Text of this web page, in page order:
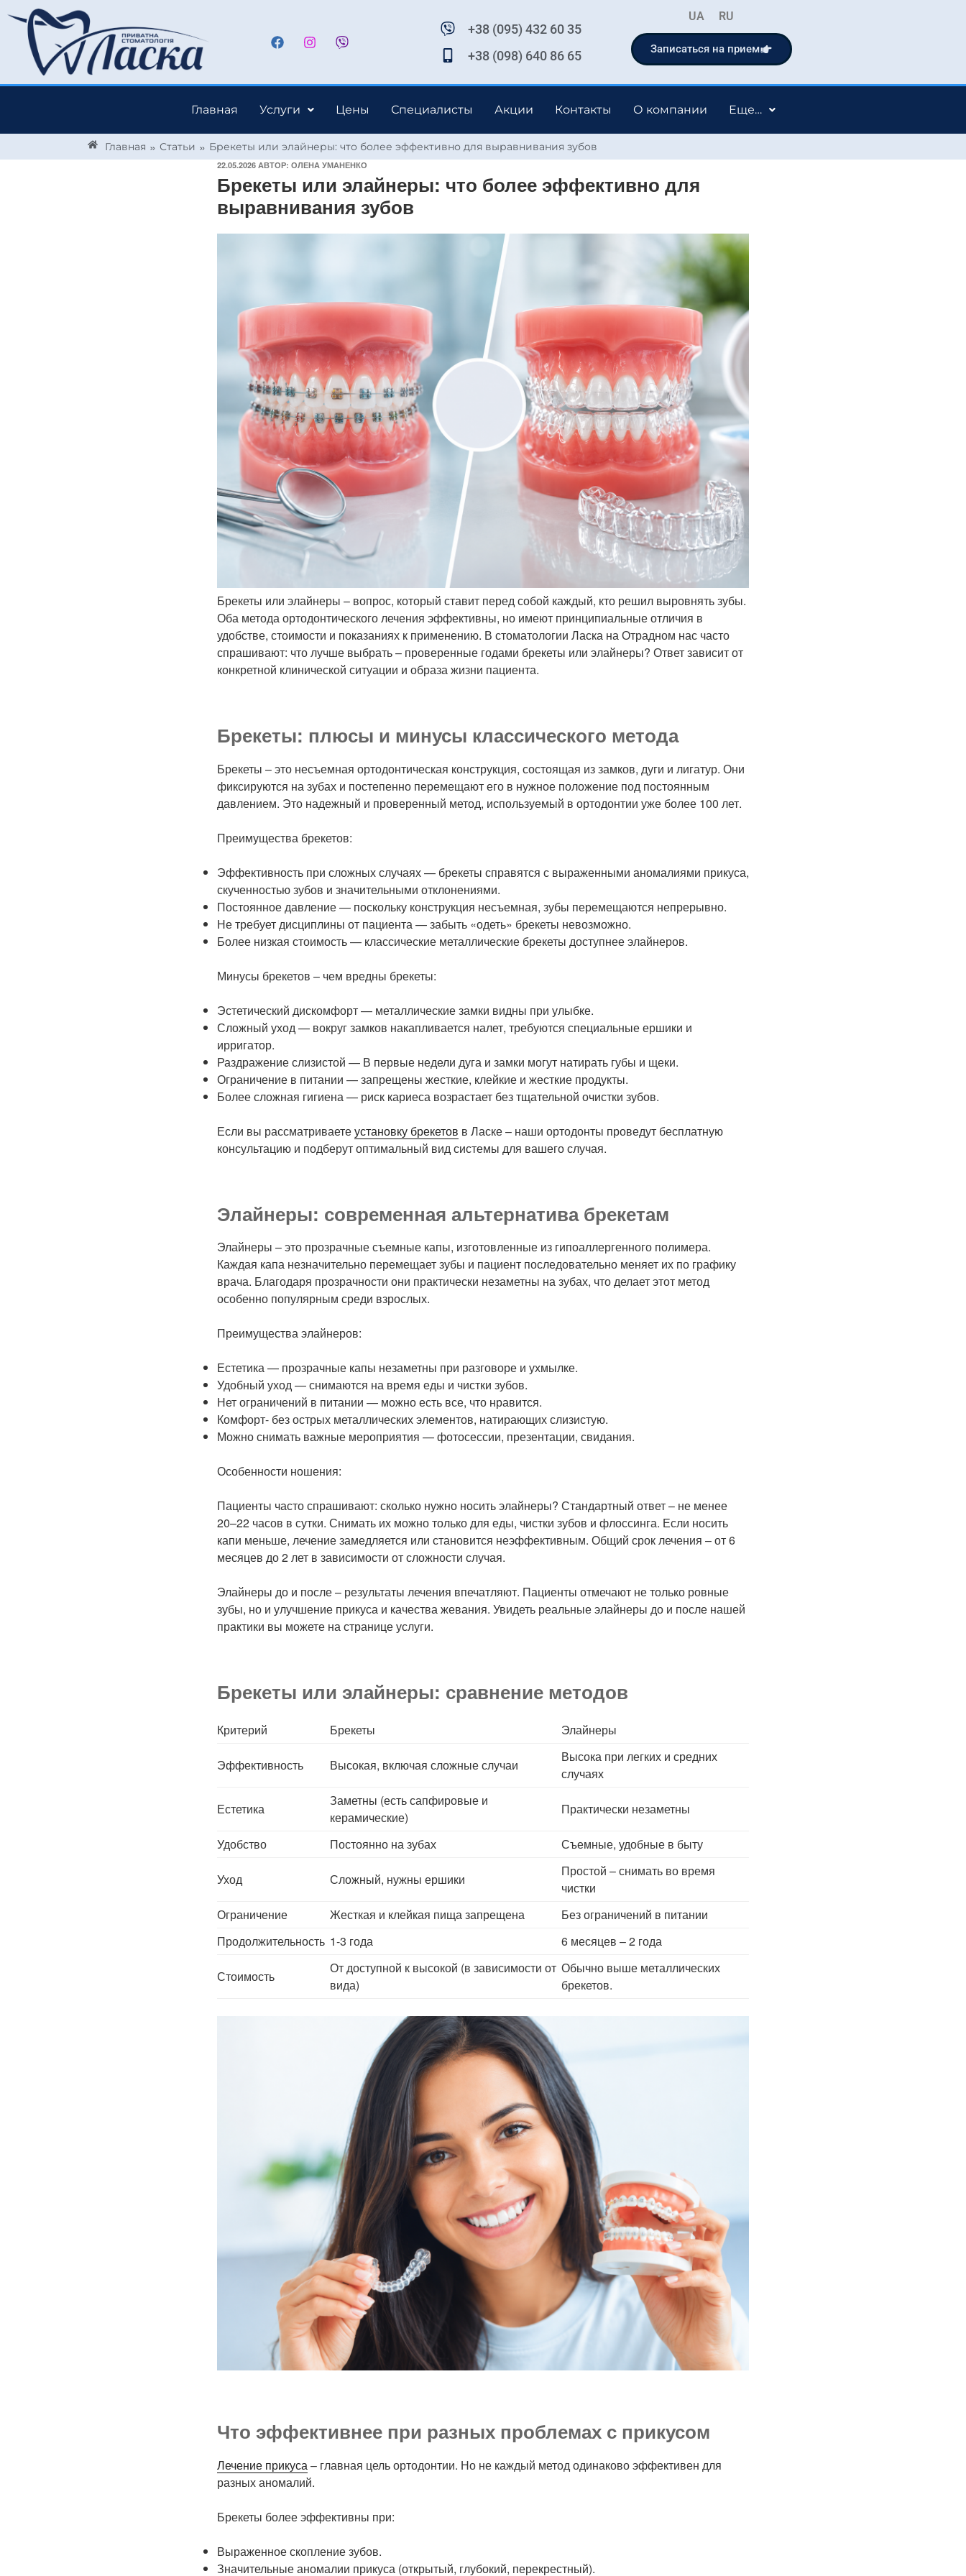
+38 (095) 432 60 35
+38 (098) 640 86 65
UA RU
Записаться на прием
Главная Услуги Цены Специалисты Акции Контакты О компании Еще…
Главная » Статьи » Брекеты или элайнеры: что более эффективно для выравнивания зубов
22.05.2026 АВТОР: ОЛЕНА УМАНЕНКО
Брекеты или элайнеры: что более эффективно для
выравнивания зубов
Брекеты или элайнеры – вопрос, который ставит перед собой каждый, кто решил выровнять зубы.
Оба метода ортодонтического лечения эффективны, но имеют принципиальные отличия в
удобстве, стоимости и показаниях к применению. В стоматологии Ласка на Отрадном нас часто
спрашивают: что лучше выбрать – проверенные годами брекеты или элайнеры? Ответ зависит от
конкретной клинической ситуации и образа жизни пациента.
Брекеты: плюсы и минусы классического метода
Брекеты – это несъемная ортодонтическая конструкция, состоящая из замков, дуги и лигатур. Они
фиксируются на зубах и постепенно перемещают его в нужное положение под постоянным
давлением. Это надежный и проверенный метод, используемый в ортодонтии уже более 100 лет.
Преимущества брекетов:
Эффективность при сложных случаях — брекеты справятся с выраженными аномалиями прикуса,
скученностью зубов и значительными отклонениями.
Постоянное давление — поскольку конструкция несъемная, зубы перемещаются непрерывно.
Не требует дисциплины от пациента — забыть «одеть» брекеты невозможно.
Более низкая стоимость — классические металлические брекеты доступнее элайнеров.
Минусы брекетов – чем вредны брекеты:
Эстетический дискомфорт — металлические замки видны при улыбке.
Сложный уход — вокруг замков накапливается налет, требуются специальные ершики и
ирригатор.
Раздражение слизистой — В первые недели дуга и замки могут натирать губы и щеки.
Ограничение в питании — запрещены жесткие, клейкие и жесткие продукты.
Более сложная гигиена — риск кариеса возрастает без тщательной очистки зубов.
Если вы рассматриваетеустановку брекетов в Ласке – наши ортодонты проведут бесплатную
консультацию и подберут оптимальный вид системы для вашего случая.
Элайнеры: современная альтернатива брекетам
Элайнеры – это прозрачные съемные капы, изготовленные из гипоаллергенного полимера.
Каждая капа незначительно перемещает зубы и пациент последовательно меняет их по графику
врача. Благодаря прозрачности они практически незаметны на зубах, что делает этот метод
особенно популярным среди взрослых.
Преимущества элайнеров:
Естетика — прозрачные капы незаметны при разговоре и ухмылке.
Удобный уход — снимаются на время еды и чистки зубов.
Нет ограничений в питании — можно есть все, что нравится.
Комфорт- без острых металлических элементов, натирающих слизистую.
Можно снимать важные мероприятия — фотосессии, презентации, свидания.
Особенности ношения:
Пациенты часто спрашивают: сколько нужно носить элайнеры? Стандартный ответ – не менее
20–22 часов в сутки. Снимать их можно только для еды, чистки зубов и флоссинга. Если носить
капи меньше, лечение замедляется или становится неэффективным. Общий срок лечения – от 6
месяцев до 2 лет в зависимости от сложности случая.
Элайнеры до и после – результаты лечения впечатляют. Пациенты отмечают не только ровные
зубы, но и улучшение прикуса и качества жевания. Увидеть реальные элайнеры до и после нашей
практики вы можете на странице услуги.
Брекеты или элайнеры: сравнение методов
Критерий Брекеты Элайнеры
Эффективность Высокая, включая сложные случаи
Высока при легких и средних
случаях
Естетика
Заметны (есть сапфировые и
керамические)
Практически незаметны
Удобство Постоянно на зубах Съемные, удобные в быту
Уход Сложный, нужны ершики
Простой – снимать во время
чистки
Ограничение
Жесткая и клейкая пища запрещена
Без ограничений в питании
Продолжительность 1-3 года 6 месяцев – 2 года
Стоимость
От доступной к высокой (в зависимости от
вида)
Обычно выше металлических
брекетов.
Что эффективнее при разных проблемах с прикусом
Лечение прикуса– главная цель ортодонтии. Но не каждый метод одинаково эффективен для
разных аномалий.
Брекеты более эффективны при:
Выраженное скопление зубов.
Значительные аномалии прикуса (открытый, глубокий, перекрестный).